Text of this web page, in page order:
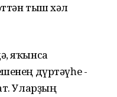
тыш хәл
яҡынса
дүртәүһе -
Уларҙың